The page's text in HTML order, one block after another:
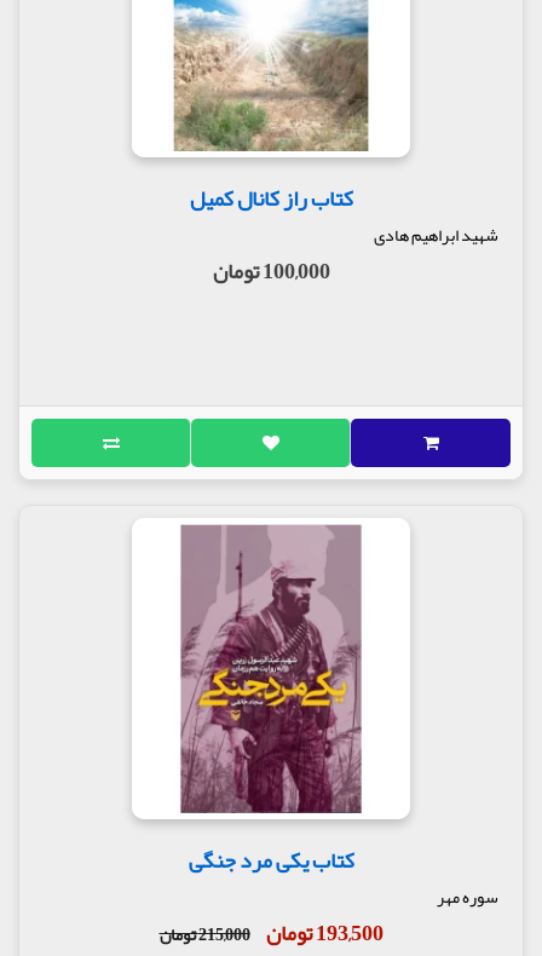
کتاب راز کانال کمیل
شهید ابراهیم هادی
100,000 تومان
کتاب یکی مرد جنگی
سوره مهر
193,500 تومان 215,000 تومان